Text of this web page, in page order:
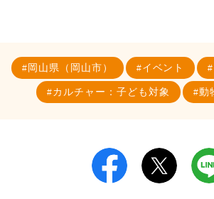
岡山県（岡山市） イベント
カルチャー：子ども対象 動